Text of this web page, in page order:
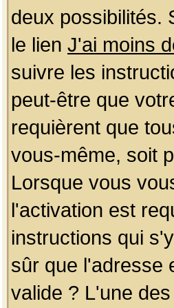
deux possibilités.
le lien J'ai moins
suivre les
peut-être que
requièrent que
vous-même, soit
Lorsque vous
l'activation est
instructions qui
sûr que l'adresse
valide ? L'une